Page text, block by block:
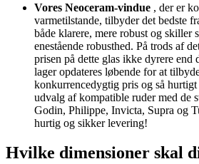
Vores Neoceram-vindue , der er
varmetilstande, tilbyder det bedste
både klarere, mere robust og skiller
enestående robusthed. På trods af
prisen på dette glas ikke dyrere end
lager opdateres løbende for at
konkurrencedygtig pris og så
udvalg af kompatible ruder med de
Godin, Philippe, Invicta, Supra og
hurtig og sikker levering!
Hvilke dimensioner skal